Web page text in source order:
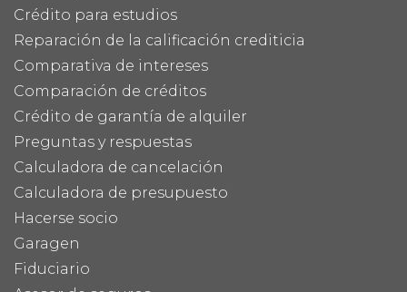
Crédito para estudios
Reparación de la calificación crediticia
Comparativa de intereses
Comparación de créditos
Crédito de garantía de alquiler
Preguntas y respuestas
Calculadora de cancelación
Calculadora de presupuesto
Hacerse socio
Garagen
Fiduciario